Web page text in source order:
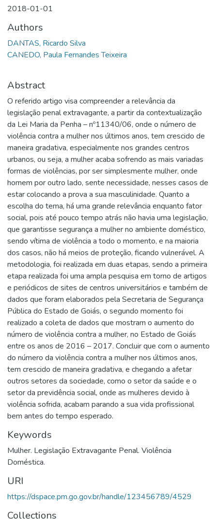
2018-01-01
Authors
DANTAS, Ricardo Silva
CANEDO, Paula Fernandes Teixeira
Abstract
O referido artigo visa compreender a relevância da
legislação penal extravagante, a partir da contextualização
da Lei Maria da Penha – nº11340/06, onde o número de
violência contra a mulher nos últimos anos, tem crescido de
maneira gradativa, especialmente nos grandes centros
urbanos, ou seja, a mulher acaba sofrendo as mais variadas
formas de violências, por ser simplesmente mulher, onde
homem por outro lado, sente necessidade, nesses casos de
estar colocando a prova a sua masculinidade. Quanto a
escolha do tema, há uma grande relevância enquanto fator
social, pois até pouco tempo atrás não havia uma legislação,
que garantisse segurança a mulher no ambiente doméstico,
sendo vítima de violência a todo o momento, e na maioria
dos casos, não há meios de proteção, ficando vulnerável. A
metodologia, foi realizada em duas etapas, sendo a primeira
etapa realizada foi uma ampla pesquisa em torno de artigos
e periódicos de sites de centros universitários e também de
dados que foram elaborados pela Secretaria de Segurança
Pública do Estado de Goiás, o segundo momento foi
realizado a coleta de dados que mostram o aumento do
número de violência contra a mulher, no Estado de Goiás
entre os anos de 2016 – 2017. Concluir que com o aumento
do número da violência contra a mulher nos últimos anos,
tem crescido de maneira gradativa, e chegando a afetar
outros setores da sociedade, como o setor da saúde e o
setor da previdência social, onde as mulheres devido à
violência sofrida, acabam parando a sua vida profissional
bem antes do tempo esperado.
Keywords
Mulher. Legislação Extravagante Penal. Violência
Doméstica.
URI
https://dspace.pm.go.gov.br/handle/123456789/4529
Collections